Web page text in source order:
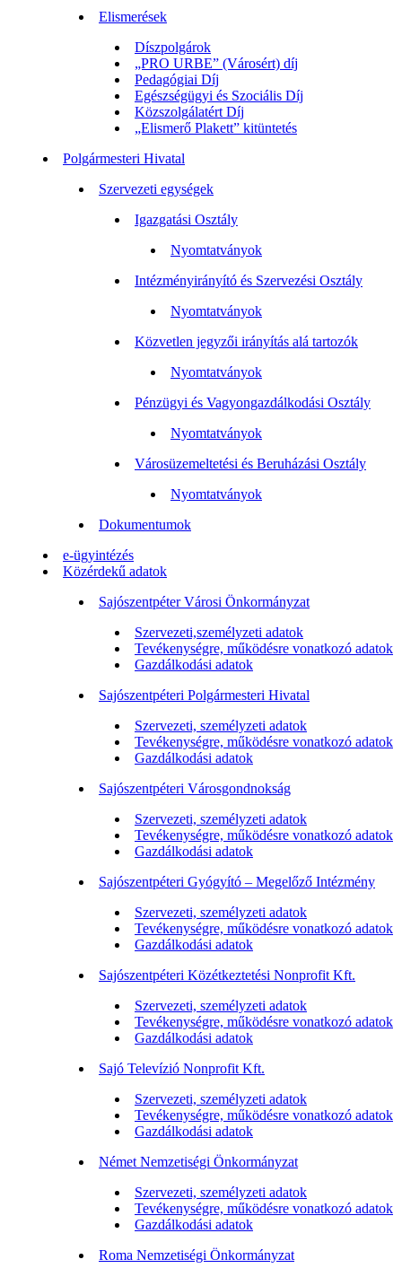
Elismerések
Díszpolgárok
„PRO URBE” (Városért) díj
Pedagógiai Díj
Egészségügyi és Szociális Díj
Közszolgálatért Díj
„Elismerő Plakett” kitüntetés
Polgármesteri Hivatal
Szervezeti egységek
Igazgatási Osztály
Nyomtatványok
Intézményirányító és Szervezési Osztály
Nyomtatványok
Közvetlen jegyzői irányítás alá tartozók
Nyomtatványok
Pénzügyi és Vagyongazdálkodási Osztály
Nyomtatványok
Városüzemeltetési és Beruházási Osztály
Nyomtatványok
Dokumentumok
e-ügyintézés
Közérdekű adatok
Sajószentpéter Városi Önkormányzat
Szervezeti,személyzeti adatok
Tevékenységre, működésre vonatkozó adatok
Gazdálkodási adatok
Sajószentpéteri Polgármesteri Hivatal
Szervezeti, személyzeti adatok
Tevékenységre, működésre vonatkozó adatok
Gazdálkodási adatok
Sajószentpéteri Városgondnokság
Szervezeti, személyzeti adatok
Tevékenységre, működésre vonatkozó adatok
Gazdálkodási adatok
Sajószentpéteri Gyógyító – Megelőző Intézmény
Szervezeti, személyzeti adatok
Tevékenységre, működésre vonatkozó adatok
Gazdálkodási adatok
Sajószentpéteri Közétkeztetési Nonprofit Kft.
Szervezeti, személyzeti adatok
Tevékenységre, működésre vonatkozó adatok
Gazdálkodási adatok
Sajó Televízió Nonprofit Kft.
Szervezeti, személyzeti adatok
Tevékenységre, működésre vonatkozó adatok
Gazdálkodási adatok
Német Nemzetiségi Önkormányzat
Szervezeti, személyzeti adatok
Tevékenységre, működésre vonatkozó adatok
Gazdálkodási adatok
Roma Nemzetiségi Önkormányzat